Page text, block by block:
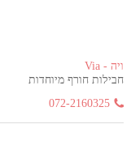
ויה - Via
חבילות חורף מיוחדות
072-2160325